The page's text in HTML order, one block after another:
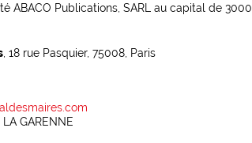
ABACO Publications, SARL au capital de 3000
, 18 rue Pasquier, 75008, Paris
GARENNE